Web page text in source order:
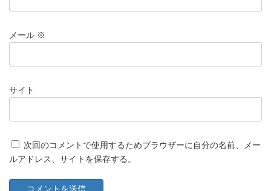
メール ※
サイト
次回のコメントで使用するためブラウザーに自分の名前、メー
ルアドレス、サイトを保存する。